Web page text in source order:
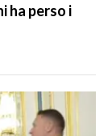
ha perso i